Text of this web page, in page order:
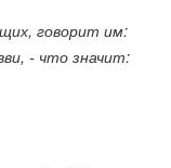
говорит им:
- что значит: